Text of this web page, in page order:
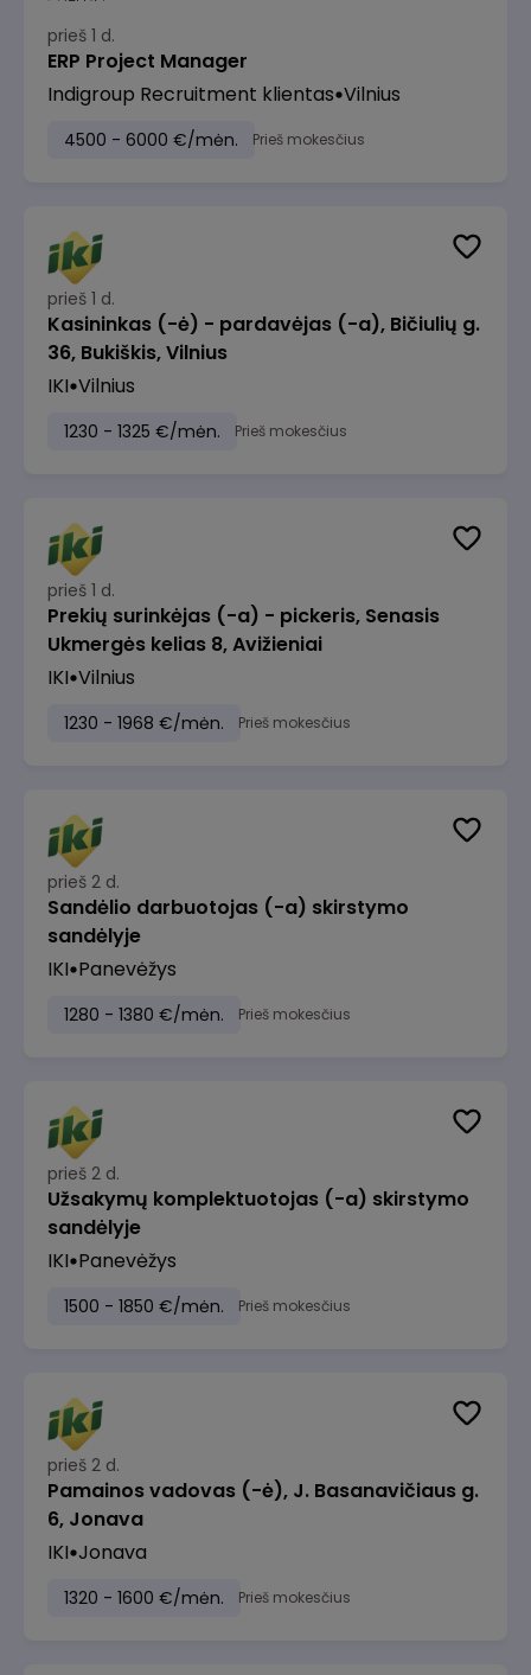
prieš 1 d.
ERP Project Manager
Indigroup Recruitment klientas Vilnius
4500 - 6000 €/mėn. Prieš mokesčius
prieš 1 d.
Kasininkas (-ė) - pardavėjas (-a), Bičiulių g.
36, Bukiškis, Vilnius
IKI Vilnius
1230 - 1325 €/mėn. Prieš mokesčius
prieš 1 d.
Prekių surinkėjas (-a) - pickeris, Senasis
Ukmergės kelias 8, Avižieniai
IKI Vilnius
1230 - 1968 €/mėn. Prieš mokesčius
prieš 2 d.
Sandėlio darbuotojas (-a) skirstymo
sandėlyje
IKI Panevėžys
1280 - 1380 €/mėn. Prieš mokesčius
prieš 2 d.
Užsakymų komplektuotojas (-a) skirstymo
sandėlyje
IKI Panevėžys
1500 - 1850 €/mėn. Prieš mokesčius
prieš 2 d.
Pamainos vadovas (-ė), J. Basanavičiaus g.
6, Jonava
IKI Jonava
1320 - 1600 €/mėn. Prieš mokesčius